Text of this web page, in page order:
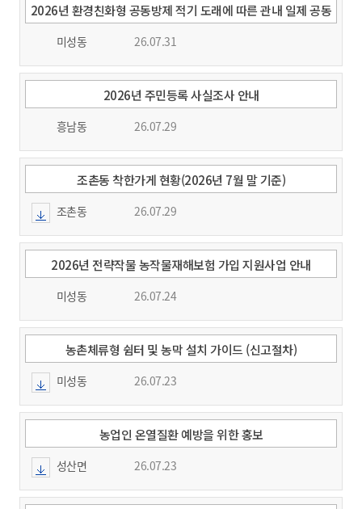
2026년 환경친화형 공동방제 적기 도래에 따른 관내 일제 공동
방제 실시 알림
미성동 26.07.31
2026년 주민등록 사실조사 안내
흥남동 26.07.29
조촌동 착한가게 현황(2026년 7월 말 기준)
조촌동 26.07.29
2026년 전략작물 농작물재해보험 가입 지원사업 안내
미성동 26.07.24
농촌체류형 쉼터 및 농막 설치 가이드 (신고절차)
미성동 26.07.23
농업인 온열질환 예방을 위한 홍보
성산면 26.07.23